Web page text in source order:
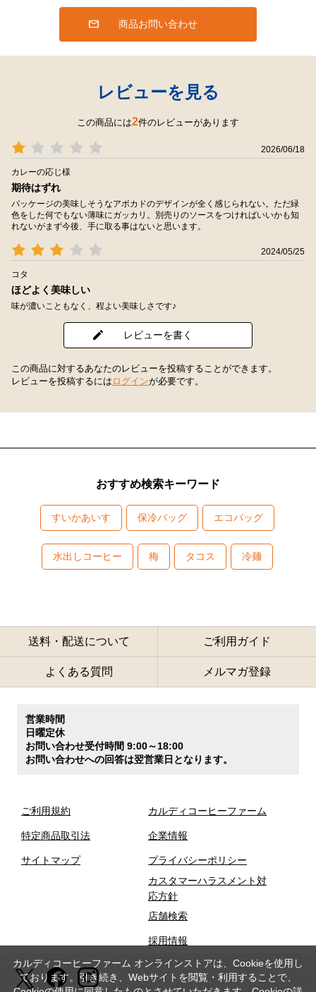
商品お問い合わせ
レビューを見る
この商品には2件のレビューがあります
2026/06/18
カレーの応じ様
期待はずれ
パッケージの美味しそうなアボカドのデザインが全く感じられない。ただ緑
色をした何でもない薄味にガッカリ。別売りのソースをつければいいかも知
れないがまず今後、手に取る事はないと思います。
2024/05/25
コタ
ほどよく美味しい
味が濃いこともなく、程よい美味しさです♪
レビューを書く
この商品に対するあなたのレビューを投稿することができます。
レビューを投稿するには ログインが必要です。
おすすめ検索キーワード
すいかあいす 保冷バッグ エコバッグ
水出しコーヒー 梅 タコス 冷麺
送料・配送について ご利用ガイド
よくある質問 メルマガ登録
営業時間
日曜定休
お問い合わせ受付時間 9:00～18:00
お問い合わせへの回答は翌営業日となります。
ご利用規約
特定商品取引法
サイトマップ
カルディコーヒーファーム
企業情報
プライバシーポリシー
カスタマーハラスメント対
応方針
店舗検索
採用情報
カルディコーヒーファーム オンラインストアは、Cookieを使用し
ております。引き続き、Webサイトを閲覧・利用することで、